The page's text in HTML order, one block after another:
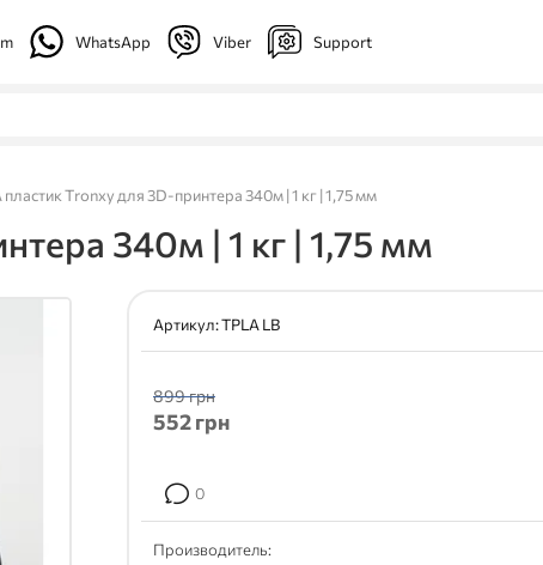
WhatsApp Viber Support
Tronxy для 3D-принтера 340м | 1 кг | 1,75 мм
340м | 1 кг | 1,75 мм
Артикул:TPLA LB
899 грн
552грн
0
Производитель: